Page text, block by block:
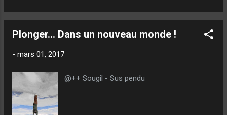
Plonger... Dans un nouveau monde !
- mars 01, 2017
@++ Sougil - Sus pendu